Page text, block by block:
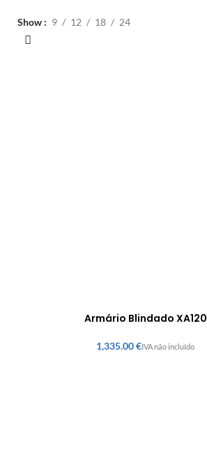
Show 9 12 18 24
Armário Blindado XA120
€